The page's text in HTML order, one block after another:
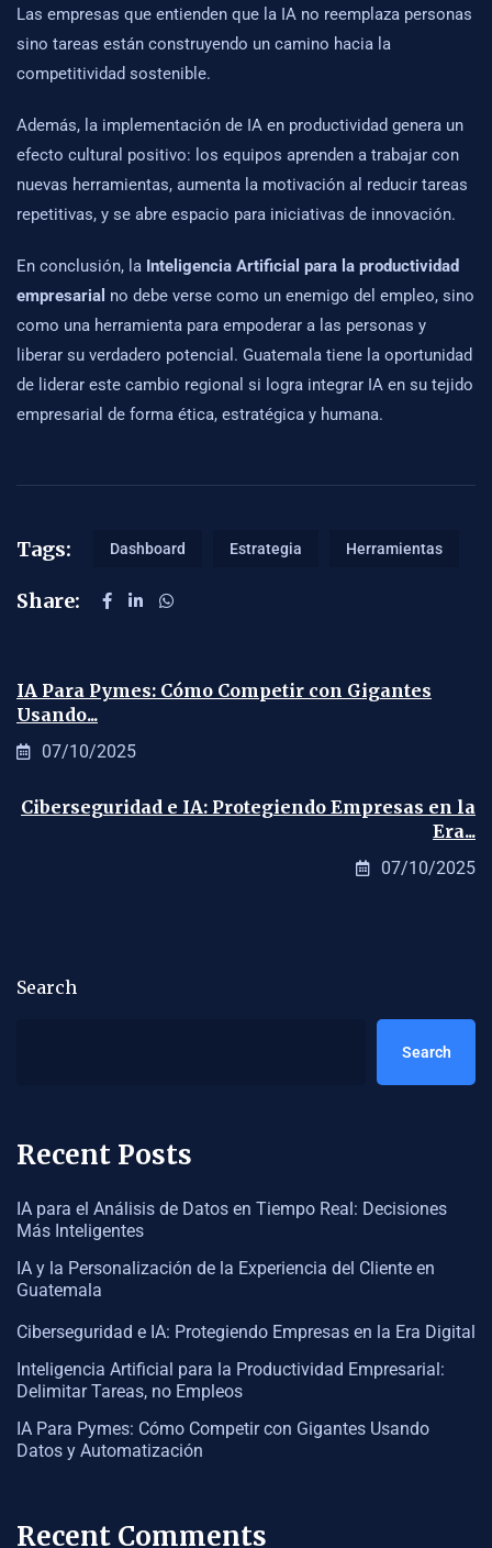
Las empresas que entienden que la IA no reemplaza personas
sino tareas están construyendo un camino hacia la
competitividad sostenible.
Además, la implementación de IA en productividad genera un
efecto cultural positivo: los equipos aprenden a trabajar con
nuevas herramientas, aumenta la motivación al reducir tareas
repetitivas, y se abre espacio para iniciativas de innovación.
En conclusión, la Inteligencia Artificial para la productividad
empresarial no debe verse como un enemigo del empleo, sino
como una herramienta para empoderar a las personas y
liberar su verdadero potencial. Guatemala tiene la oportunidad
de liderar este cambio regional si logra integrar IA en su tejido
empresarial de forma ética, estratégica y humana.
Tags: Dashboard Estrategia Herramientas
Share:
IA Para Pymes: Cómo Competir con Gigantes
Usando...
07/10/2025
Ciberseguridad e IA: Protegiendo Empresas en la
Era...
07/10/2025
Search
Search
Recent Posts
IA para el Análisis de Datos en Tiempo Real: Decisiones
Más Inteligentes
IA y la Personalización de la Experiencia del Cliente en
Guatemala
Ciberseguridad e IA: Protegiendo Empresas en la Era Digital
Inteligencia Artificial para la Productividad Empresarial:
Delimitar Tareas, no Empleos
IA Para Pymes: Cómo Competir con Gigantes Usando
Datos y Automatización
Recent Comments